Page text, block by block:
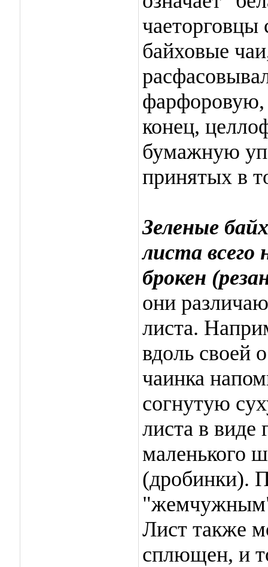
чаеторговцы
байховые
фарфоровую,
конец,
бумажную
принятых в
Зеленые
листа всего
брокен
они
листа.
вдоль своей
чаинка
согнутую
листа в виде
маленького
(дробинки).
Лист также
сплющен, и